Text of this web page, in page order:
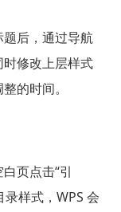
后，通过导航
修改上层样式
的时间。
页点击“引
录样式，WPS 会